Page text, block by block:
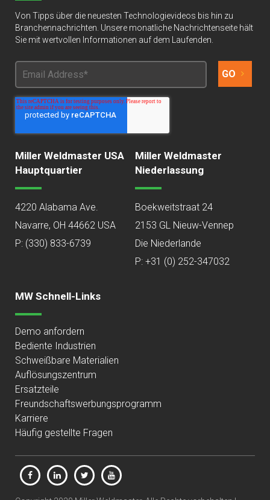
Von Tipps über die neuesten Technologievideos bis hin zu
Branchennachrichten. Unsere monatliche Nachrichtenseite hält
Sie mit wertvollen Informationen auf dem Laufenden.
Miller Weldmaster USA
Hauptquartier
4220 Alabama Ave.
Navarre, OH 44662 USA
P: (330) 833-6739
Miller Weldmaster
Niederlassung
Boekweitstraat 24
2153 GL Nieuw-Vennep
Die Niederlande
P: +31 (0) 252-347032
MW Schnell-Links
Demo anfordern
Bediente Industrien
Schweißbare Materialien
Auflösungszentrum
Ersatzteile
Freundschaftswerbungsprogramm
Karriere
Häufig gestellte Fragen